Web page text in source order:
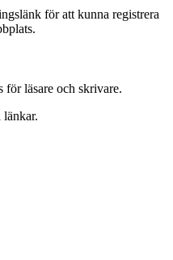
för att kunna registrera
för läsare och skrivare.